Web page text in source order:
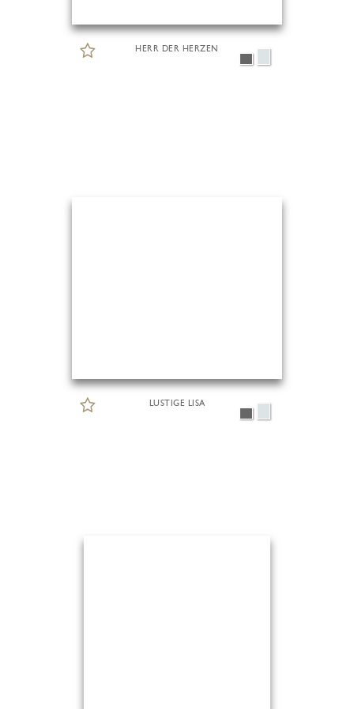
HERR DER HERZEN
LUSTIGE LISA